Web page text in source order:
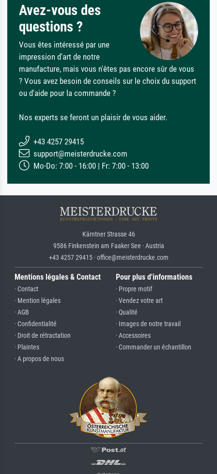
Avez-vous des
questions ?
Vous êtes intéressé par une
impression d'art de notre
manufacture, mais vous n'êtes pas encore sûr de vous
? Vous avez besoin de conseils sur le choix du support
ou d'aide pour la commande ?
Nos experts se feront un plaisir de vous aider.
+43 4257 29415
support@meisterdrucke.com
Mo-Do: 7:00 - 16:00 | Fr: 7:00 - 13:00
Kärntner Strasse 46
9586 Finkenstein am Faaker See · Austria
+43 4257 29415 · office@meisterdrucke.com
Mentions légales & Contact
· Contact
· Mention légales
· AGB
· Confidentialité
· Droit de rétractation
· Plaintes
· A propos de nous
Pour plus d'informations
· Propre motif
· Vendez votre art
· Qualité
· Images de notre travail
· Accessoires
· Commander un échantillon